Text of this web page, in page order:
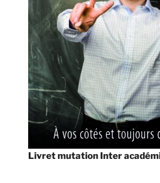
Livret mutation Inter